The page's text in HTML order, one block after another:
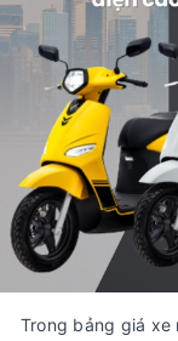
Trong bảng giá xe